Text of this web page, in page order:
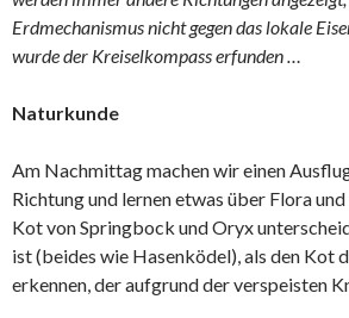
Erdmechanismus nicht gegen das lokale
wurde der Kreiselkompass erfunden …
Naturkunde
Am Nachmittag machen wir einen
Richtung und lernen etwas über Flora und
Kot von Springbock und Oryx
ist (beides wie Hasenködel), als den Kot
erkennen, der aufgrund der verspeisten